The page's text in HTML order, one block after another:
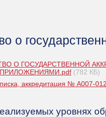
о
О ГОСУДАРСТВЕННОЙ
ПРИЛОЖЕНИЯМИ.pdf (782 КБ)
аккредитация № А007-
уровнях